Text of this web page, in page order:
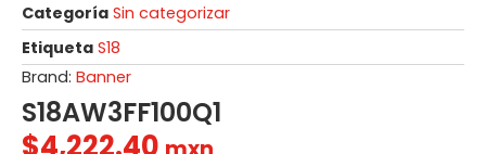
Categoría Sin categorizar
Etiqueta S18
Brand: Banner
S18AW3FF100Q1
$4,222.40